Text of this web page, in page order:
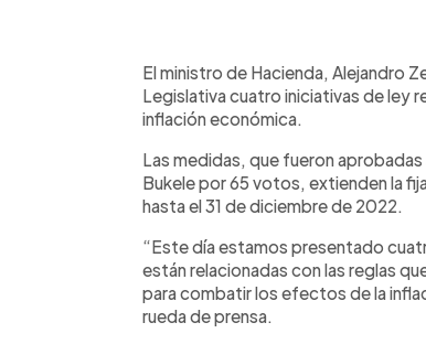
Escuchar artículo
El ministro de Hacienda, Alejandro
Legislativa cuatro iniciativas de ley
inflación económica.
Las medidas, que fueron
Bukele por 65 votos, extienden la
hasta el 31 de diciembre de 2022.
“Este día estamos presentado
están relacionadas con las reglas
para combatir los efectos de la
rueda de prensa.